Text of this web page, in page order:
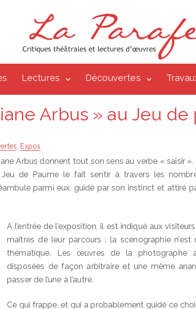
Lectures Découvertes
Arbus » au Jeu de
Expos
Arbus donnent tout son sens au verbe « saisir
de Paume le fait sentir à travers les
parmi eux, guidé par son instinct et attiré
A l’entrée de l’exposition, il est indiqué aux
maîtres de leur parcours : la scénographie n’est
thématique. Les œuvres de la photographe
disposées de façon arbitraire et une même
passer de l’une à l’autre.
Ce qui frappe, et qui a probablement guidé ce